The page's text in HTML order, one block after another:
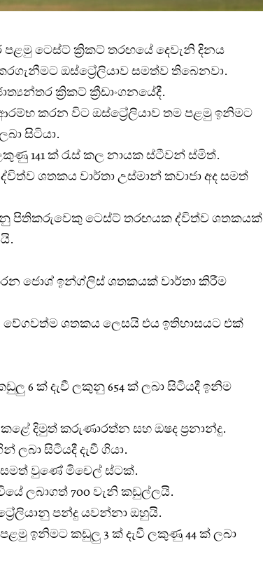
පළමු ටෙස්ට් ක්‍රිකට් තරඟයේ දෙවැනි දිනය
ඔස්ට්‍රේලියාව සමත්ව තිබෙනවා.
ක්‍රිකට් ක්‍රීඩාංගනයේදී.
කරන විට ඔස්ට්‍රේලියාව තම පළමු ඉනිමට
සිටියා.
141 ක් රැස් කල නායක ස්ටීවන් ස්මිත්.
ශතකය වාර්තා උස්මාන් කවාජා අද සමත්
පිතිකරුවෙකු ටෙස්ට් තරඟයක ද්විත්ව ශතකයක්
ජොශ් ඉන්ග්ලිස් ශතකයක් වාර්තා කිරීම
වේගවත්ම ශතකය ලෙසයි එය ඉතිහාසයට එක්
6 ක් දැවී ලකුනු 654 ක් ලබා සිටියදී ඉනිම
දිමුත් කරුණාරත්න සහ ඔෂද ප්‍රනාන්දු.
සිටියදී දැවී ගියා.
සමත් වුණේ මිචෙල් ස්ටක්.
ලබාගත් 700 වැනි කඩුල්ලයි.
පන්දු යවන්නා ඔහුයි.
පළමු ඉනිමට කඩුලු 3 ක් දැවී ලකුණු 44 ක් ලබා